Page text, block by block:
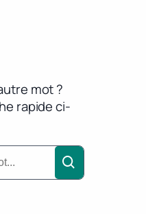
mot ?
rapide ci-